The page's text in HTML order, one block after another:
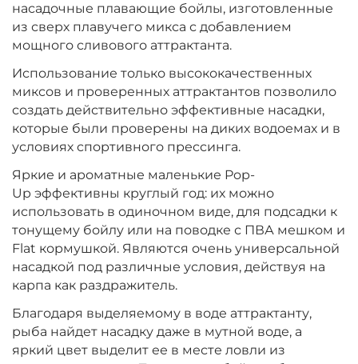
Диаметр:
10 мм
Вкус:
Мульти Фрукт
‍399‍ ₽ ‍469‍₽ +
−
Диаметр:
‍399‍ ₽‍469‍₽ +
−
Вкус:
насадочные плавающие бойлы, изготовленные
из сверх плавучего микса с добавлением
мощного сливового аттрактанта.
Использование только высококачественных
миксов и проверенных аттрактантов позволило
создать действительно эффективные насадки,
которые были проверены на диких водоемах и в
условиях спортивного прессинга.
Яркие и ароматные маленькие Pop-
Up эффективны круглый год: их можно
использовать в одиночном виде, для подсадки к
тонущему бойлу или на поводке с ПВА мешком и
Flat кормушкой. Являются очень универсальной
насадкой под различные условия, действуя на
карпа как раздражитель.
Благодаря выделяемому в воде аттрактанту,
рыба найдет насадку даже в мутной воде, а
яркий цвет выделит ее в месте ловли из